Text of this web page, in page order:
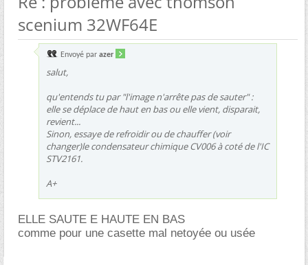
scenium 32WF64E
Envoyé par azer
salut,
qu'entends tu par "l'image n'arrête pas de sauter" :
elle se déplace de haut en bas ou elle vient, disparait,
revient...
Sinon, essaye de refroidir ou de chauffer (voir
changer)le condensateur chimique CV006 à coté de l'IC
STV2161.
A+
ELLE SAUTE E HAUTE EN BAS
comme pour une casette mal netoyée ou usée